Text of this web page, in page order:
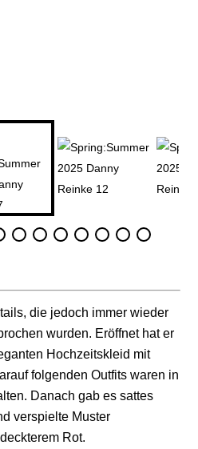
die jedoch immer wieder
wurden. Eröffnet hat er
Hochzeitskleid mit
folgenden Outfits waren in
Danach gab essattes
verspielte Muster
Rot.